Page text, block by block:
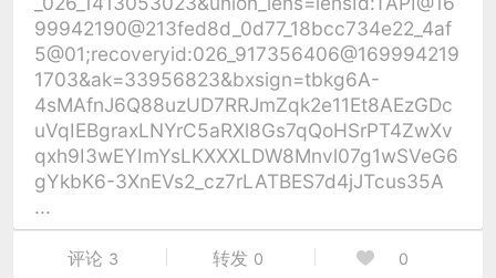
99942190@213fed8d_0d77_18bcc734e22_4af
5@01;recoveryid:026_917356406@169994219
1703&ak=33956823&bxsign=tbkg6A-
4sMAfnJ6Q88uzUD7RRJmZqk2e11Et8AEzGDc
uVqIEBgraxLNYrC5aRXl8Gs7qQoHSrPT4ZwXv
qxh9I3wEYImYsLKXXXLDW8Mnvl07g1wSVeG6
gYkbK6-3XnEVs2_cz7rLATBES7d4jJTcus35A
...
评论 3 转发 0 0